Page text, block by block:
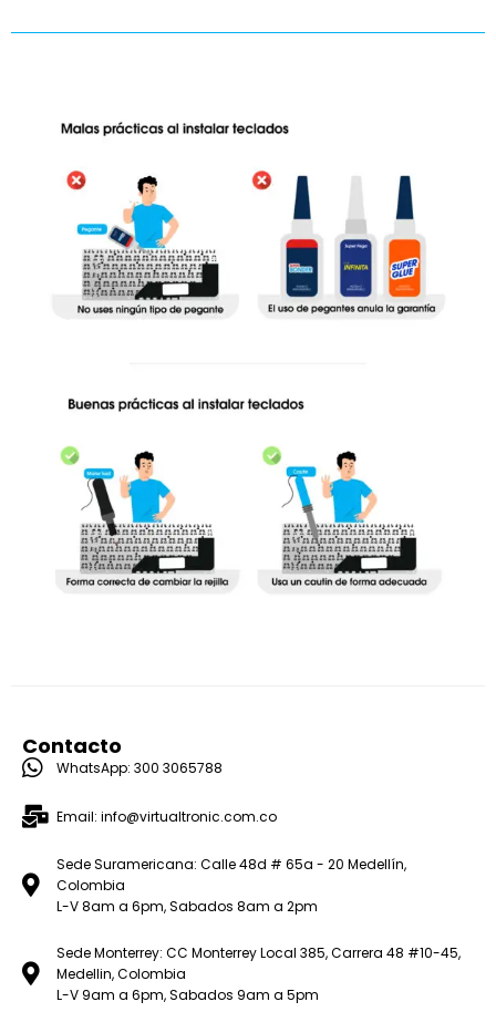
Contacto
WhatsApp: 300 3065788
Email: info@virtualtronic.com.co
Sede Suramericana: Calle 48d # 65a - 20 Medellín,
Colombia
L-V 8am a 6pm, Sabados 8am a 2pm
Sede Monterrey: CC Monterrey Local 385, Carrera 48 #10-45,
Medellin, Colombia
L-V 9am a 6pm, Sabados 9am a 5pm